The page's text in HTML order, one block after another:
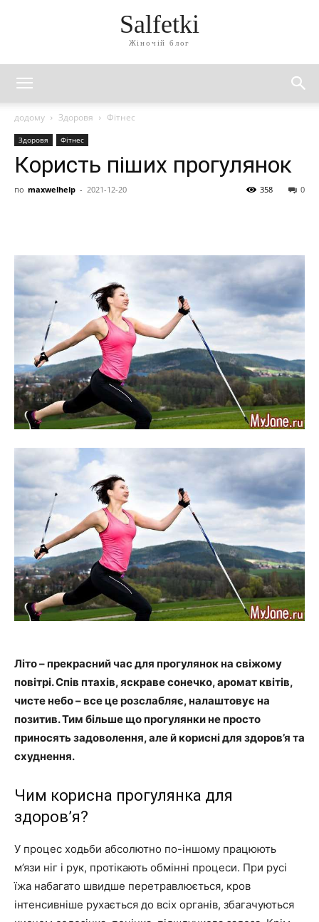
Salfetki
Жіночій блог
додому Здоровя Фітнес
Здоровя Фітнес
Користь піших прогулянок
по maxwelhelp - 2021-12-20 0
358
Літо – прекрасний час для прогулянок на свіжому
повітрі. Спів птахів, яскраве сонечко, аромат квітів,
чисте небо – все це розслабляє, налаштовує на
позитив. Тим більше що прогулянки не просто
приносять задоволення, але й корисні для здоров’я та
схуднення.
Чим корисна прогулянка для
здоров’я?
У процес ходьби абсолютно по-іншому працюють
м’язи ніг і рук, протікають обмінні процеси. При русі
їжа набагато швидше перетравлюється, кров
інтенсивніше рухається до всіх органів, збагачуються